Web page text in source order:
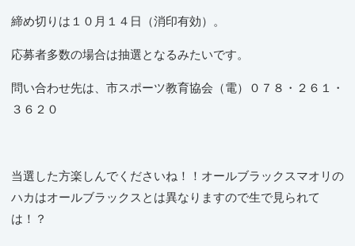
締め切りは１０月１４日（消印有効）。
応募者多数の場合は抽選となるみたいです。
問い合わせ先は、市スポーツ教育協会（電）０７８・２６１・
３６２０
当選した方楽しんでくださいね！！オールブラックスマオリの
ハカはオールブラックスとは異なりますので生で見られて
は！？